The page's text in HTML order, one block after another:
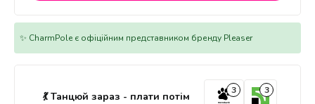
✨ CharmPole є офіційним представником бренду Pleaser
💃 Танцюй зараз - плати потім 3 3